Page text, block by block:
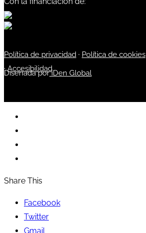
Política de privacidad · Política de cookies
·Accesibilidad
Diseñada poriDen Global
Share This
Facebook
Twitter
Gmail